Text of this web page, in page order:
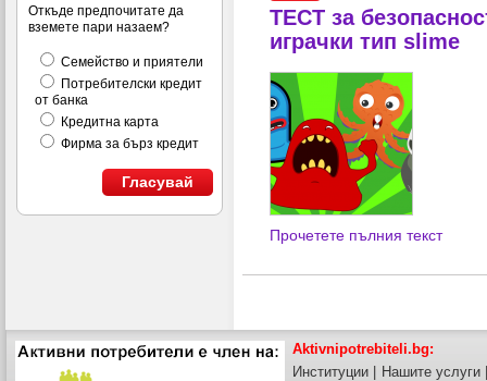
Откъде предпочитате да
вземете пари назаем?
Семейство и приятели
Потребителски кредит
от банка
Кредитна карта
Фирма за бърз кредит
Гласувай
ТЕСТ за
играчки тип slime
Прочетете пълния текст
Aktivnipotrebiteli.bg:
Институции
Нашите услуги